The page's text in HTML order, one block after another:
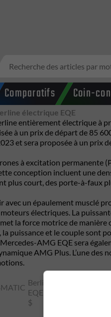
Comparatifs Coin-
électrique EQE
entièrement électrique à
à un prix de départ de 85
et sera proposée à un
à excitation permanente
conception incluent une
plus court, des porte-à-faux
avec un épaulement musclé
électriques. La
la force motrice de
la puissance et le couple
AMG EQE sera
AMG Plus. L’une
Berline Mercedes-AMG
EQE 4MATIC+ : 121 500
$